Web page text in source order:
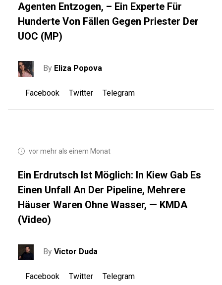
Agenten Entzogen, – Ein Experte Für
Hunderte Von Fällen Gegen Priester Der
UOC (MP)
By Eliza Popova
Facebook Twitter Telegram
vor mehr als einem Monat
Ein Erdrutsch Ist Möglich: In Kiew Gab Es
Einen Unfall An Der Pipeline, Mehrere
Häuser Waren Ohne Wasser, — KMDA
(Video)
ByVictor Duda
Facebook Twitter Telegram